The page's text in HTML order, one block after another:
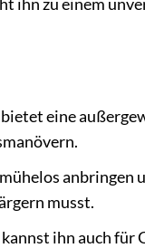
eine
anbringen
musst.
ihn auch für